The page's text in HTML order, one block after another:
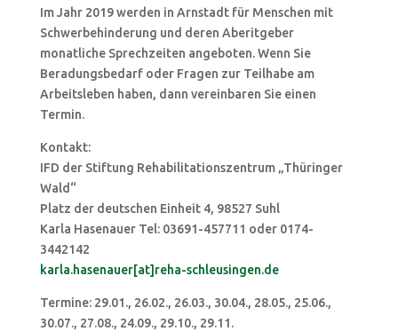
Im Jahr 2019 werden in Arnstadt für Menschen mit
Schwerbehinderung und deren Aberitgeber
monatliche Sprechzeiten angeboten. Wenn Sie
Beradungsbedarf oder Fragen zur Teilhabe am
Arbeitsleben haben, dann vereinbaren Sie einen
Termin.
Kontakt:
IFD der Stiftung Rehabilitationszentrum „Thüringer
Wald“
Platz der deutschen Einheit 4, 98527 Suhl
Karla Hasenauer Tel: 03691-457711 oder 0174-
3442142
karla.hasenauer[at]reha-schleusingen.de
Termine: 29.01., 26.02., 26.03., 30.04., 28.05., 25.06.,
30.07., 27.08., 24.09., 29.10., 29.11.